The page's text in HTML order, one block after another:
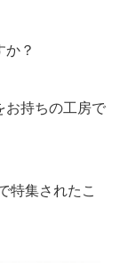
か？
お持ちの工房で
特集されたこ